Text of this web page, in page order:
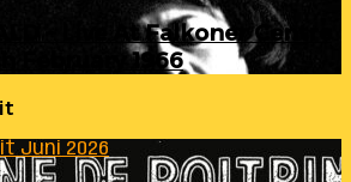
– Live At Falkoner Centre
February 1966
Juni 2026